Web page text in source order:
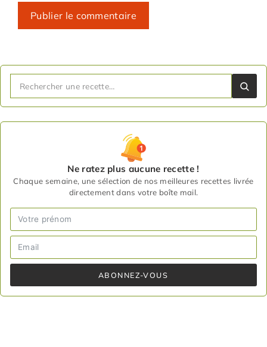
Ne ratez plus aucune recette !
Chaque semaine, une sélection de nos meilleures recettes livrée
directement dans votre boîte mail.
ABONNEZ-VOUS